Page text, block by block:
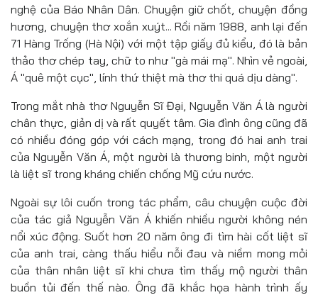
nghệ của Báo Nhân Dân. Chuyện giữ chốt, chuyện đồng
hương, chuyện thơ xoắn xuýt... Rồi năm 1988, anh lại đến
71 Hàng Trống (Hà Nội) với một tập giấy đủ kiểu, đó là bản
thảo thơ chép tay, chữ to như "gà mái mạ". Nhìn vẻ ngoài,
Á "quê một cục", lính thứ thiệt mà thơ thi quá dịu dàng".
Trong mắt nhà thơ Nguyễn Sĩ Đại, Nguyễn Văn Á là người
chân thực, giản dị và rất quyết tâm. Gia đình ông cũng đã
có nhiều đóng góp với cách mạng, trong đó hai anh trai
của Nguyễn Văn Á, một người là thương binh, một người
là liệt sĩ trong kháng chiến chống Mỹ cứu nước.
Ngoài sự lôi cuốn trong tác phẩm, câu chuyện cuộc đời
của tác giả Nguyễn Văn Á khiến nhiều người không nén
nổi xúc động. Suốt hơn 20 năm ông đi tìm hài cốt liệt sĩ
của anh trai, càng thấu hiểu nỗi đau và niềm mong mỏi
của thân nhân liệt sĩ khi chưa tìm thấy mộ người thân
buồn tủi đến thế nào. Ông đã khắc họa hành trình ấy